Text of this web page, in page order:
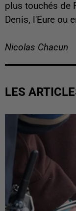
plus touchés de
Denis, l'Eure ou
Nicolas Chacun
LES